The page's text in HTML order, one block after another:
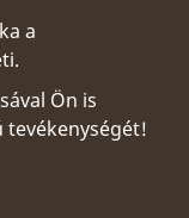
a
Ön is
tevékenységét!